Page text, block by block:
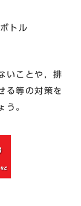
トル
いことや，排
る等の対策を
う。